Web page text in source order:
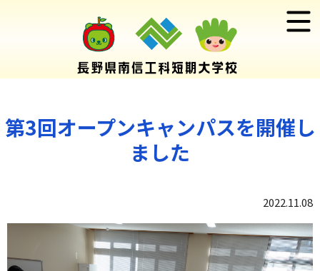
第3回オープンキャンパスを開催し
ました
2022.11.08